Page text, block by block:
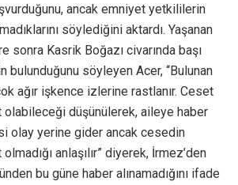
ancak emniyet yetkililerin
söylediğini aktardı. Yaşanan
sonra Kasrik Boğazı civarında başı
söyleyen Acer, “Bulunan
ağır işkence izlerine rastlanır. Ceset
olabileceği düşünülerek, aileye haber
olay yerine gider ancak cesedin
anlaşılır” diyerek, İrmez’den
bu güne haber alınamadığını ifade